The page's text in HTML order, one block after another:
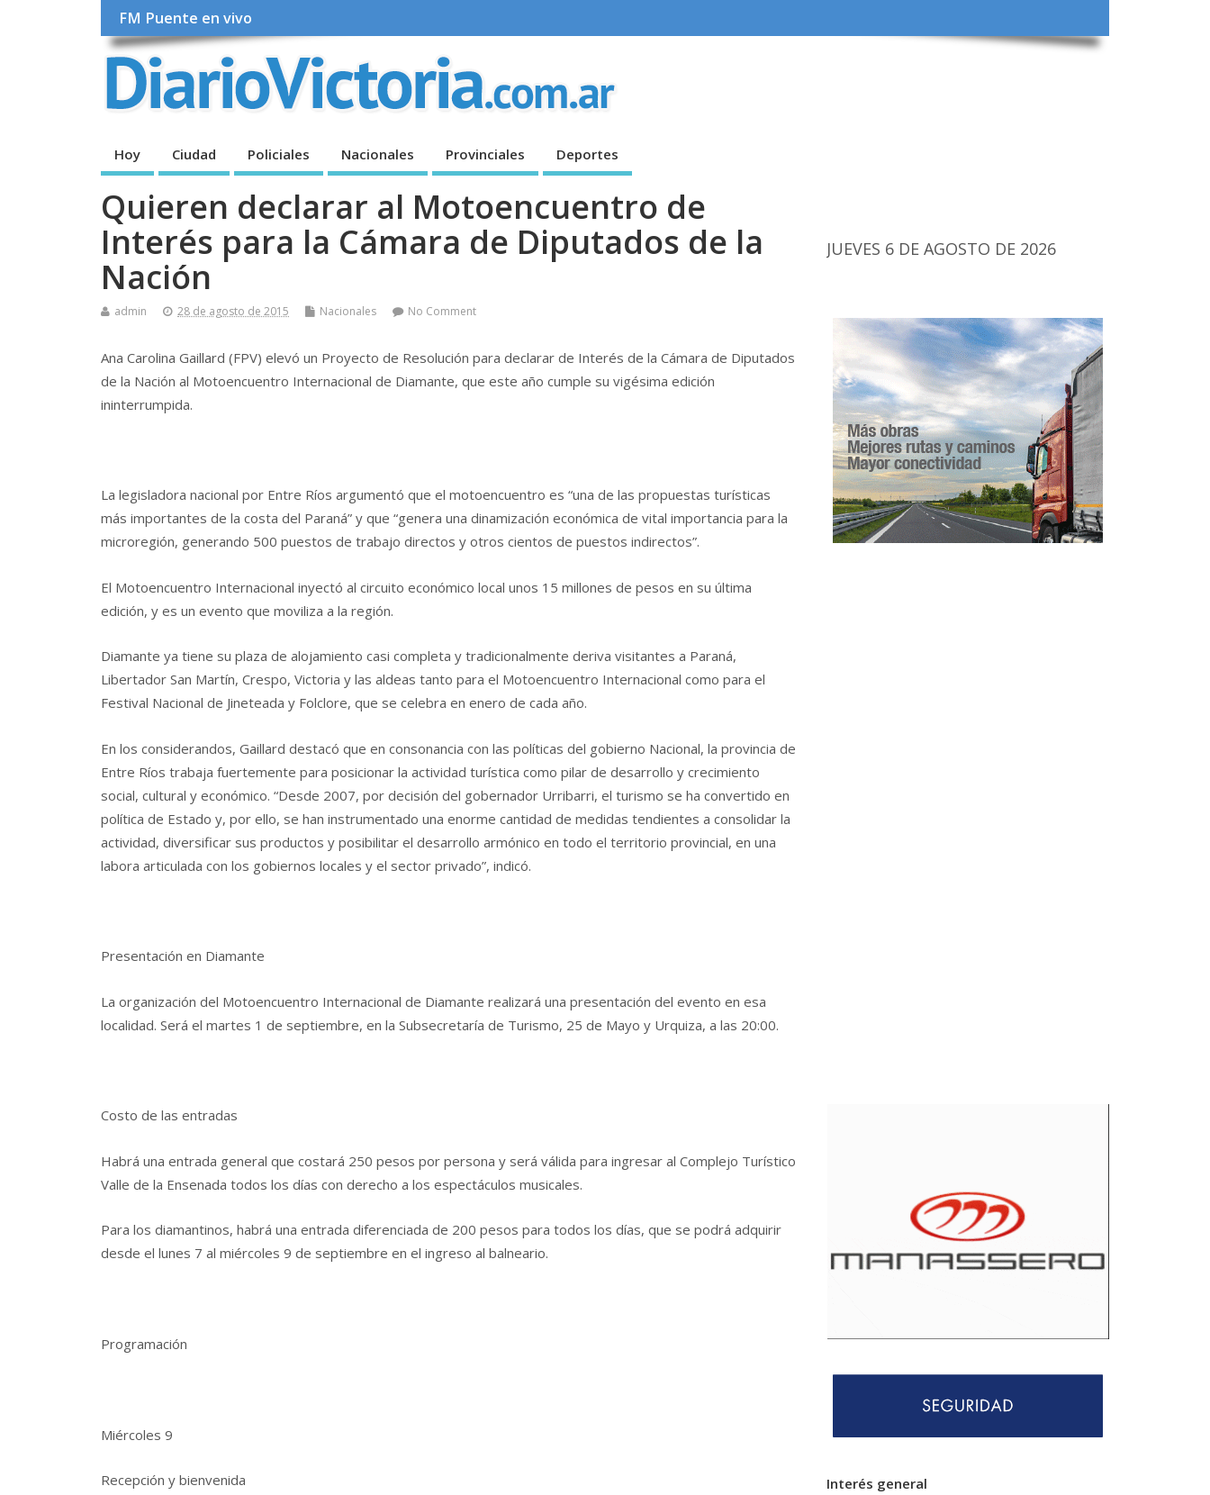
FM Puente en vivo
Hoy Ciudad Policiales Nacionales Provinciales Deportes
Quieren declarar al Motoencuentro de
Interés para la Cámara de Diputados de la
Nación
admin 28 de agosto de 2015 Nacionales No Comment
Ana Carolina Gaillard (FPV) elevó un Proyecto de Resolución para declarar de Interés de la Cámara de Diputados
de la Nación al Motoencuentro Internacional de Diamante, que este año cumple su vigésima edición
ininterrumpida.
La legisladora nacional por Entre Ríos argumentó que el motoencuentro es “una de las propuestas turísticas
más importantes de la costa del Paraná” y que “genera una dinamización económica de vital importancia para la
microregión, generando 500 puestos de trabajo directos y otros cientos de puestos indirectos”.
El Motoencuentro Internacional inyectó al circuito económico local unos 15 millones de pesos en su última
edición, y es un evento que moviliza a la región.
Diamante ya tiene su plaza de alojamiento casi completa y tradicionalmente deriva visitantes a Paraná,
Libertador San Martín, Crespo, Victoria y las aldeas tanto para el Motoencuentro Internacional como para el
Festival Nacional de Jineteada y Folclore, que se celebra en enero de cada año.
En los considerandos, Gaillard destacó que en consonancia con las políticas del gobierno Nacional, la provincia de
Entre Ríos trabaja fuertemente para posicionar la actividad turística como pilar de desarrollo y crecimiento
social, cultural y económico. “Desde 2007, por decisión del gobernador Urribarri, el turismo se ha convertido en
política de Estado y, por ello, se han instrumentado una enorme cantidad de medidas tendientes a consolidar la
actividad, diversificar sus productos y posibilitar el desarrollo armónico en todo el territorio provincial, en una
labora articulada con los gobiernos locales y el sector privado”, indicó.
Presentación en Diamante
La organización del Motoencuentro Internacional de Diamante realizará una presentación del evento en esa
localidad. Será el martes 1 de septiembre, en la Subsecretaría de Turismo, 25 de Mayo y Urquiza, a las 20:00.
Costo de las entradas
Habrá una entrada general que costará 250 pesos por persona y será válida para ingresar al Complejo Turístico
Valle de la Ensenada todos los días con derecho a los espectáculos musicales.
Para los diamantinos, habrá una entrada diferenciada de 200 pesos para todos los días, que se podrá adquirir
desde el lunes 7 al miércoles 9 de septiembre en el ingreso al balneario.
Programación
Miércoles 9
Recepción y bienvenida
JUEVES 6 DE AGOSTO DE 2026
Interés general